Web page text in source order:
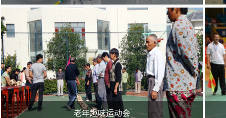
随着都市生活节奏很快，让每个人都喘不过气来，需要面对感情、家
庭、工作等等，每个人都背负巨大的压力，因为无法释放压力，就会
严重影响平时的工作和生活，甚至有人因为无法面对这些压力而自寻
短见，造成了不计其数的悲剧。有压力就要释放，减压趣味运动会就
是其中一种非常适合团队人员放松的方式，通过减压趣味运动会让大
家释放压力，放松心情，使身心更加健康。
1、
及
组
性
新
动
3
力
灵
老年趣味运动会